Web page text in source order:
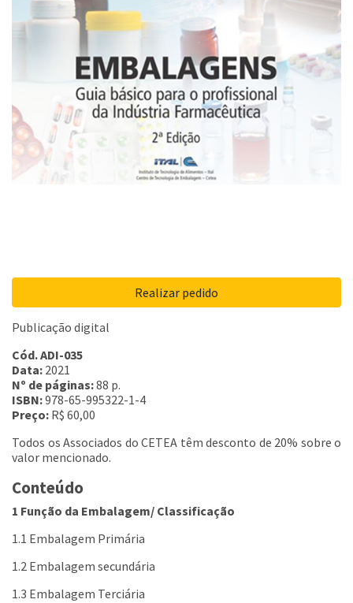
Realizar pedido
Publicação digital
Cód. ADI-035
Data: 2021
Nº de páginas:88 p.
ISBN:978-65-995322-1-4
Preço: R$ 60,00
Todos os Associados do CETEA têm desconto de 20% sobre o
valor mencionado.
Conteúdo
1 Função da Embalagem/ Classificação
1.1 Embalagem Primária
1.2 Embalagem secundária
1.3 Embalagem Terciária